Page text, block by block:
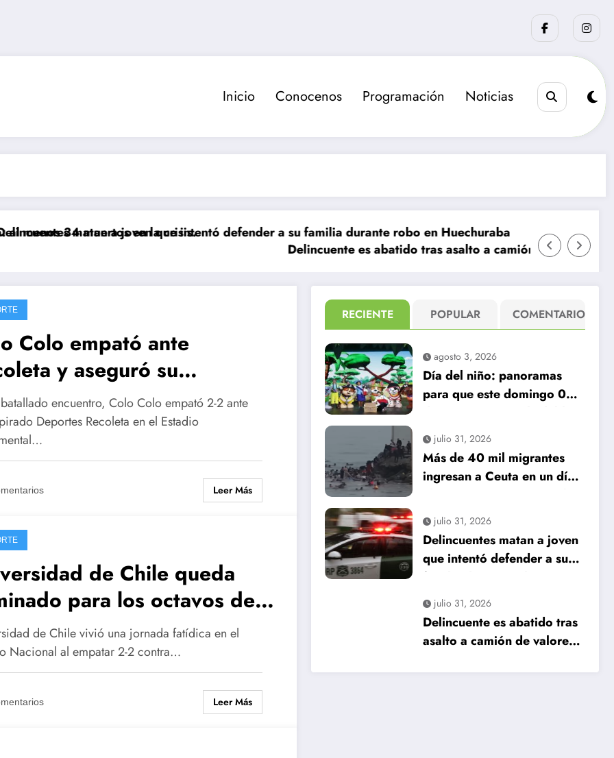
Inicio Conocenos Programación Noticias
muertos en la crisis.
a joven que intentó defender a su familia durante robo en Huechuraba
Delincuente es abatido tras asalto a camión de valores en Santiago
La sanción que
Colo empató ante
y aseguró su
a octavos de la
Chile
encuentro, Colo Colo empató 2-2 ante
Deportes Recoleta en el Estadio
Leer Más
de Chile queda
para los octavos de
Copa Chile tras un empate
Curicó Unido
de Chile vivió una jornada fatídica en el
Nacional al empatar 2-2 contra…
Leer Más
RECIENTE POPULAR COMENTARIO
agosto 3, 2026
Día del niño: panoramas
para que este domingo 09
julio 31, 2026
Más de 40 mil migrantes
ingresan a Ceuta en un día:
crisis.
julio 31, 2026
Delincuentes matan a joven
que intentó defender a su
familia durante robo en
Huechuraba
julio 31, 2026
Delincuente es abatido tras
asalto a camión de valores